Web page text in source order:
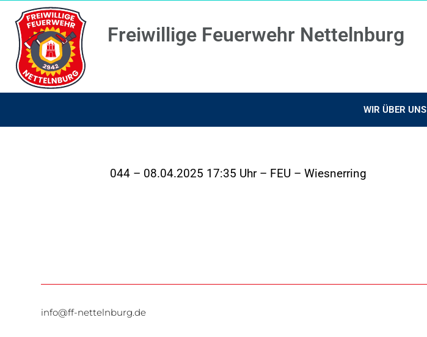
Freiwillige Feuerwehr Nettelnburg
WIR ÜBER UNS
044 – 08.04.2025 17:35 Uhr – FEU – Wiesnerring
info@ff-nettelnburg.de